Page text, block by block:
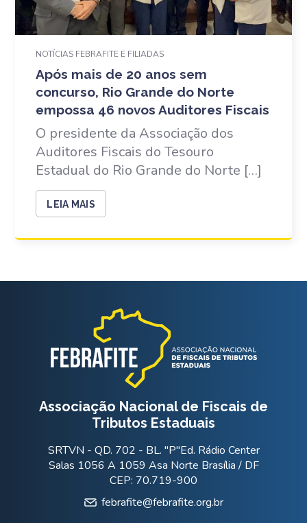
NOTÍCIAS FEBRAFITE E FILIADAS
Após mais de 20 anos sem
concurso, Rio Grande do Norte
empossa 46 novos Auditores Fiscais
O presidente da Associação dos
Auditores Fiscais do Tesouro
Estadual do Rio Grande do Norte […]
LEIA MAIS
Associação Nacional de Fiscais de
Tributos Estaduais
SRTVN - QD. 702 - BL. "P"Ed. Rádio Center
Salas 1056 A 1059 Asa Norte Brasília / DF
CEP: 70.719-900
febrafite@febrafite.org.br